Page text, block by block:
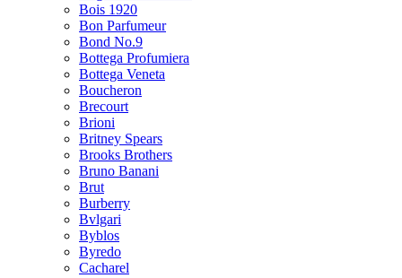
Bois 1920
Bon Parfumeur
Bond No.9
Bottega Profumiera
Bottega Veneta
Boucheron
Brecourt
Brioni
Britney Spears
Brooks Brothers
Bruno Banani
Brut
Burberry
Bvlgari
Byblos
Byredo
Cacharel